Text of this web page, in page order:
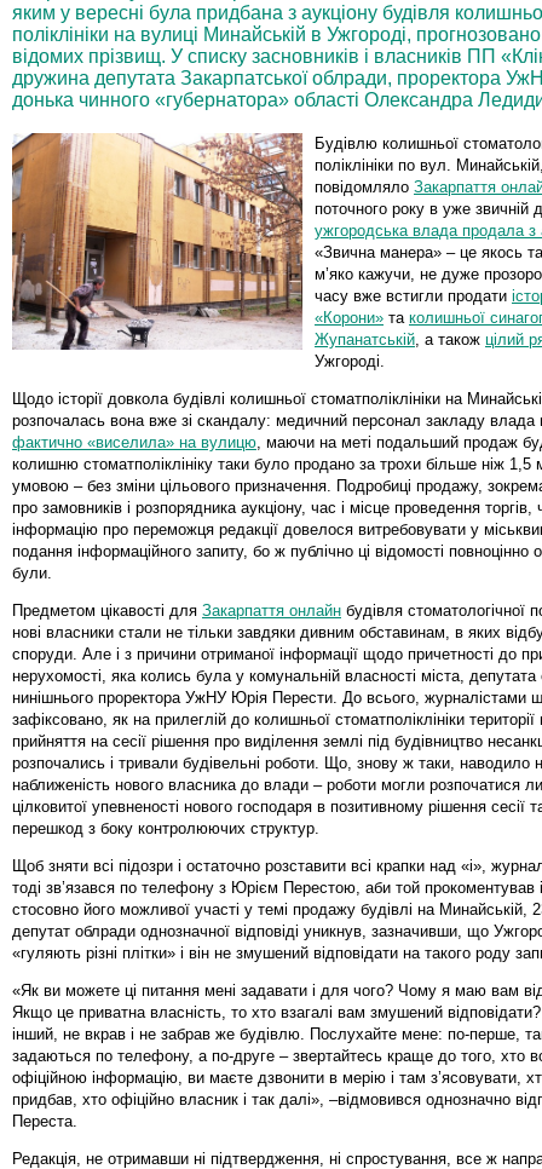
яким у вересні була придбана з аукціону будівля
поліклініки на вулиці Минайській в Ужгороді,
відомих прізвищ. У списку засновників і власників ПП
дружина депутата Закарпатської облради, проректора
донька чинного «губернатора» області Олександра
Будівлю колишньої
поліклініки по вул.
повідомляло Закарпаття
поточного року в уже звичній
ужгородська влада продала з
«Звична манера» – це якось
м’яко кажучи, не дуже
часу вже встигли продати
«Корони» та колишньої
Жупанатській , а також цілий
Ужгороді.
Щодо історії довкола будівлі колишньої стоматполіклініки на
розпочалась вона вже зі скандалу: медичний персонал закладу влада
фактично «виселила» на вулицю , маючи на меті подальший продаж
колишню стоматполіклініку таки було продано за трохи більше ніж 1,5
умовою – без зміни цільового призначення. Подробиці продажу,
про замовників і розпорядника аукціону, час і місце проведення торгів,
інформацію про переможця редакції довелося витребовувати у
подання інформаційного запиту, бо ж публічно ці відомості повноцінно
були.
Предметом цікавості для Закарпаття онлайн будівля стоматологічної
нові власники стали не тільки завдяки дивним обставинам, в яких
споруди. Але і з причини отриманої інформації щодо причетності до
нерухомості, яка колись була у комунальній власності міста,
нинішнього проректора УжНУ Юрія Перести. До всього, журналістами
зафіксовано, як на прилеглій до колишньої стоматполіклініки
прийняття на сесії рішення про виділення землі під будівництво
розпочались і тривали будівельні роботи. Що, знову ж таки, наводило
наближеність нового власника до влади – роботи могли розпочатися
цілковитої упевненості нового господаря в позитивному рішення сесії
перешкод з боку контролюючих структур.
Щоб зняти всі підозри і остаточно розставити всі крапки над «і»,
тоді зв’язався по телефону з Юрієм Перестою, аби той прокоментував
стосовно його можливої участі у темі продажу будівлі на Минайській,
депутат облради однозначної відповіді уникнув, зазначивши, що
«гуляють різні плітки» і він не змушений відповідати на такого роду
«Як ви можете ці питання мені задавати і для чого? Чому я маю вам
Якщо це приватна власність, то хто взагалі вам змушений
інший, не вкрав і не забрав же будівлю. Послухайте мене: по-перше,
задаються по телефону, а по-друге – звертайтесь краще до того, хто
офіційною інформацію, ви маєте дзвонити в мерію і там з’ясовувати,
придбав, хто офіційно власник і так далі», –відмовився однозначно
Переста.
Редакція, не отримавши ні підтвердження, ні спростування, все ж